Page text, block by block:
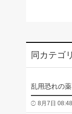
同カテゴ
乱用恐れの
8月7日 08:48